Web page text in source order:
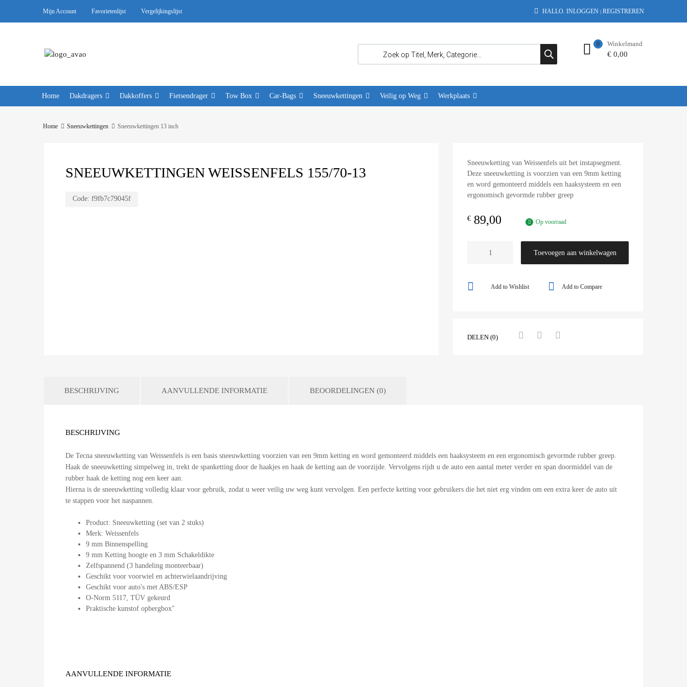
Mijn Account Favorietenlijst Vergelijkingslijst HALLO. INLOGGEN | REGISTREREN
Winkelmand
€ 0,00
0
Home Dakdragers Dakkoffers Fietsendrager Tow Box Car-Bags Sneeuwkettingen Veilig op Weg Werkplaats
Home Sneeuwkettingen Sneeuwkettingen 13 inch
SNEEUWKETTINGEN WEISSENFELS 155/70-13
Code: f9fb7c79045f
Sneeuwketting van Weissenfels uit het instapsegment.
Deze sneeuwketting is voorzien van een 9mm ketting
en word gemonteerd middels een haaksysteem en een
ergonomisch gevormde rubber greep
€ 89,00 Op voorraad
Toevoegen aan winkelwagen
Add to Compare
Add to Wishlist
DELEN (0)
BESCHRIJVING AANVULLENDE INFORMATIE BEOORDELINGEN (0)
BESCHRIJVING
De Tecna sneeuwketting van Weissenfels is een basis sneeuwketting voorzien van een 9mm ketting en word gemonteerd middels een haaksysteem en een ergonomisch gevormde rubber greep.
Haak de sneeuwketting simpelweg in, trekt de spanketting door de haakjes en haak de ketting aan de voorzijde. Vervolgens rijdt u de auto een aantal meter verder en span doormiddel van de
rubber haak de ketting nog een keer aan.
Hierna is de sneeuwketting volledig klaar voor gebruik, zodat u weer veilig uw weg kunt vervolgen. Een perfecte ketting voor gebruikers die het niet erg vinden om een extra keer de auto uit
te stappen voor het naspannen.
Product: Sneeuwketting (set van 2 stuks)
Merk: Weissenfels
9 mm Binnenspelling
9 mm Ketting hoogte en 3 mm Schakeldikte
Zelfspannend (3 handeling monteerbaar)
Geschikt voor voorwiel en achterwielaandrijving
Geschikt voor auto's met ABS/ESP
O-Norm 5117, TÜV gekeurd
Praktische kunstof opbergbox"
AANVULLENDE INFORMATIE